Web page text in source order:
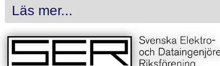
Läs mer...